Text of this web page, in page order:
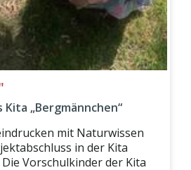
„Bergmännchen“
mit Naturwissen
in der Kita
Vorschulkinder der Kita